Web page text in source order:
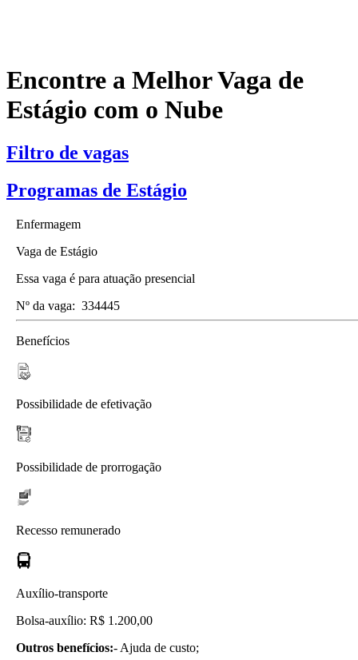
Encontre a Melhor Vaga de
Estágio com o Nube
Filtro de vagas
Programas de Estágio
Enfermagem
Vaga de Estágio
Essa vaga é para atuação presencial
Nº da vaga: 334445
Benefícios
Possibilidade de efetivação
Possibilidade de prorrogação
Recesso remunerado
Auxílio-transporte
Bolsa-auxílio: R$ 1.200,00
Outros benefícios:- Ajuda de custo;